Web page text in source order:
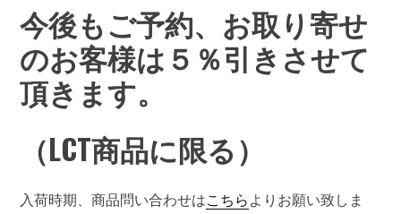
今後もご予約、お取り寄せ
のお客様は５％引きさせて
頂きます。
（LCT商品に限る）
入荷時期、商品問い合わせはこちら よりお願い致しま